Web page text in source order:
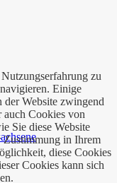
zu
Einige
Website zwingend
Cookies von
Sie diese Website
Zustimmung in Ihrem
diese Cookies
Cookies kann sich